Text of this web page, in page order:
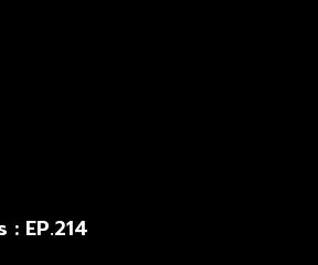
: EP.214